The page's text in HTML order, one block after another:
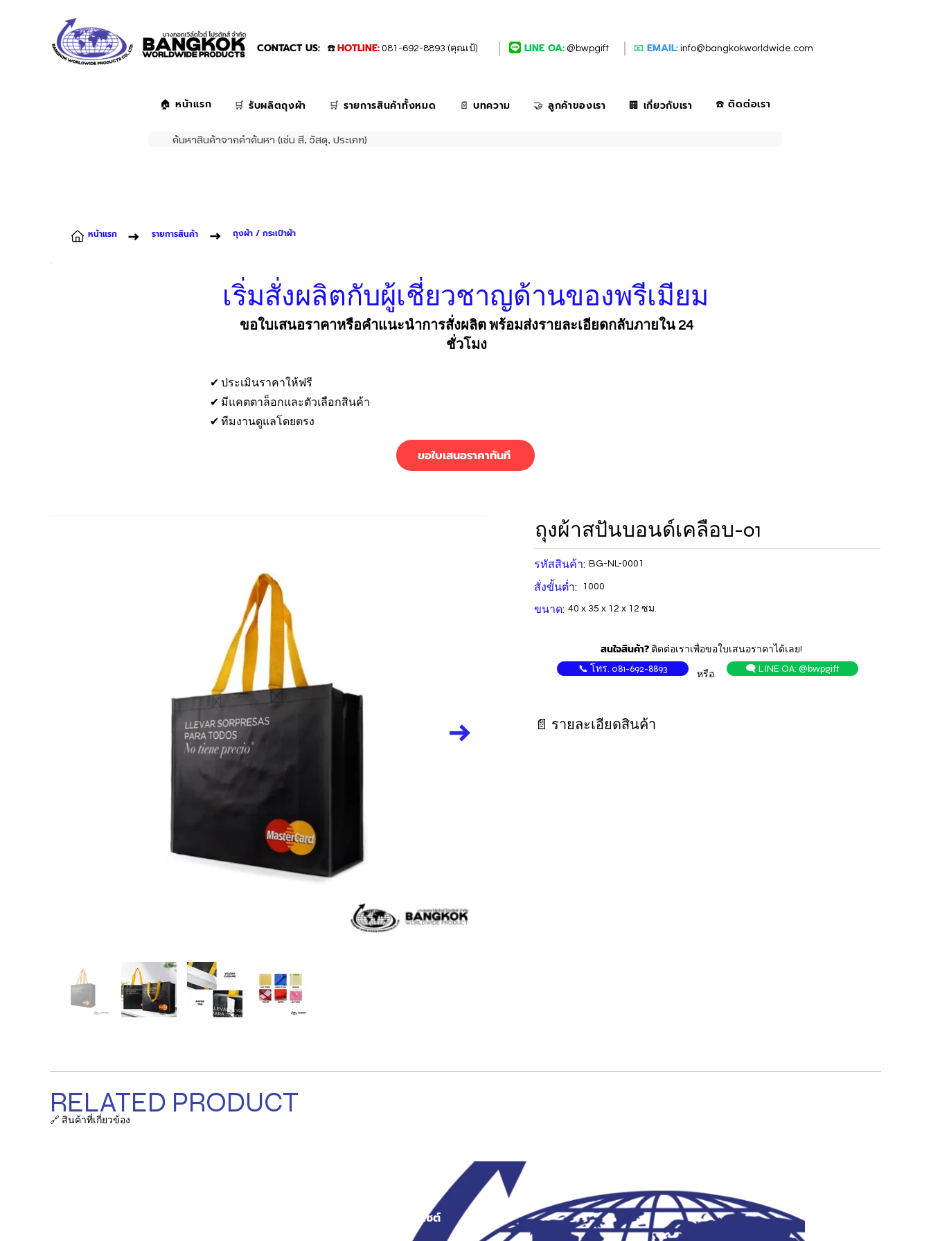
CONTACT US: ☎️ HOTLINE: 081-692-8893 (คุณเป้) LINE OA: @bwpgift 📧 EMAIL: info@bangkokworldwide.com
🏠 หน้าแรก 🛒 รับผลิตถุงผ้า 🛒 รายการสินค้าทั้งหมด 📄 บทความ 🤝 ลูกค้าของเรา 🏢 เกี่ยวกับเรา ☎️ ติดต่อเรา
ค้นหาสินค้าจากคำค้นหา (เช่น สี, วัสดุ, ประเภท)
หน้าแรก รายการสินค้า ถุงผ้า / กระเป๋าผ้า
เริ่มสั่งผลิตกับผู้เชี่ยวชาญด้านของพรีเมียม
ขอใบเสนอราคาหรือคำแนะนำการสั่งผลิต พร้อมส่งรายละเอียดกลับภายใน 24
ชั่วโมง
✔ ประเมินราคาให้ฟรี
✔ มีแคตตาล็อกและตัวเลือกสินค้า
✔ ทีมงานดูแลโดยตรง
ขอใบเสนอราคาทันที
ถุงผ้าสปันบอนด์เคลือบ-01
รหัสสินค้า: BG-NL-0001
สั่งขั้นต่ำ: 1000
ขนาด: 40 x 35 x 12 x 12 ซม.
สนใจสินค้า? ติดต่อเราเพื่อขอใบเสนอราคาได้เลย!
📞 โทร. 081-692-8893 หรือ 🗨️ LINE OA: @bwpgift
📄 รายละเอียดสินค้า
RELATED PRODUCT
🔗 สินค้าที่เกี่ยวข้อง
เมนูเว็บไซต์
หน้าแรก